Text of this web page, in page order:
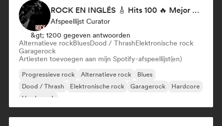
ROCK EN INGLÉS 🎸 Hits 100 🔥 Mejor Música Rock Internacional ·
Afspeellijst Curator
&gt; 1200 gegeven antwoorden
Alternatieve rockBluesDood / ThrashElektronische rock
Garagerock
Artiesten toevoegen aan mijn Spotify-afspeellijst(en)
Progressieve rock Alternatieve rock
Blues
Dood / Thrash
Elektronische rock Garagerock
Hardcore
Harde rock